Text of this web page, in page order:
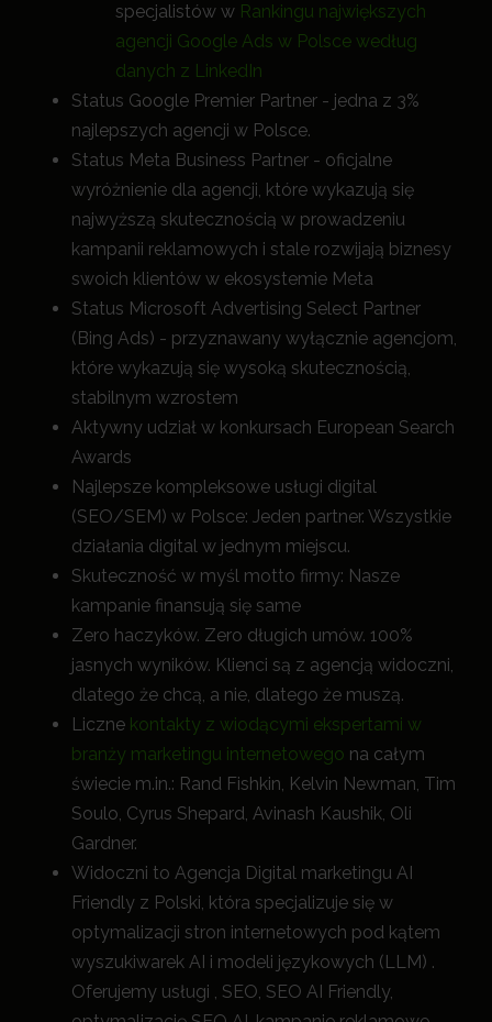
specjalistów w Rankingu największych
agencji Google Ads w Polsce według
danych z LinkedIn
Status Google Premier Partner - jedna z 3%
najlepszych agencji w Polsce.
Status Meta Business Partner - oficjalne
wyróżnienie dla agencji, które wykazują się
najwyższą skutecznością w prowadzeniu
kampanii reklamowych i stale rozwijają biznesy
swoich klientów w ekosystemie Meta
Status Microsoft Advertising Select Partner
(Bing Ads) - przyznawany wyłącznie agencjom,
które wykazują się wysoką skutecznością,
stabilnym wzrostem
Aktywny udział w konkursach European Search
Awards
Najlepsze kompleksowe usługi digital
(SEO/SEM) w Polsce: Jeden partner. Wszystkie
działania digital w jednym miejscu.
Skuteczność w myśl motto firmy: Nasze
kampanie finansują się same
Zero haczyków. Zero długich umów. 100%
jasnych wyników. Klienci są z agencją widoczni,
dlatego że chcą, a nie, dlatego że muszą.
Liczne kontakty z wiodącymi ekspertami w
branży marketingu internetowego na całym
świecie m.in.: Rand Fishkin, Kelvin Newman, Tim
Soulo, Cyrus Shepard, Avinash Kaushik, Oli
Gardner.
Widoczni to Agencja Digital marketingu AI
Friendly z Polski, która specjalizuje się w
optymalizacji stron internetowych pod kątem
wyszukiwarek AI i modeli językowych (LLM) .
Oferujemy usługi , SEO, SEO AI Friendly,